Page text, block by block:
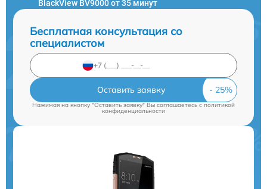
BlackView BV9000 от 35 минут
Бесплатная консультация со
специалистом
Оставить заявку
Нажимая на кнопку "Оставить заявку" Вы соглашаетесь cполитикой
конфиденциальности